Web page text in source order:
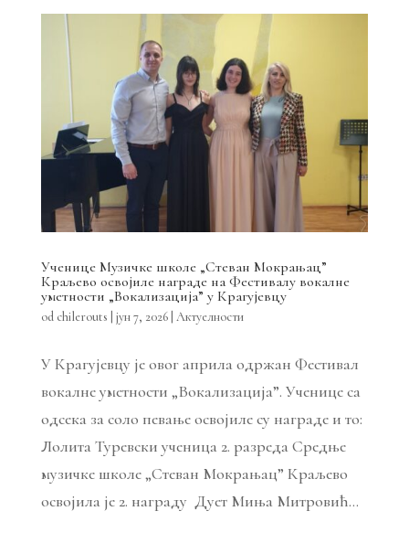
Ученице Музичке школе „Стеван Мокрањац”
Краљево освојиле награде на Фестивалу вокалне
уметности „Вокализација” у Крагујевцу
od chilerouts јун 7, 2026| Актуелности
У Крагујевцу је овог априла одржан Фестивал
вокалне уметности „Вокализација”. Ученице са
одсека за соло певање освојиле су награде и то:
Лолита Туревски ученица 2. разреда Средње
музичке школе „Стеван Мокрањац” Краљево
освојила је 2. награду Дует Миња Митровић...